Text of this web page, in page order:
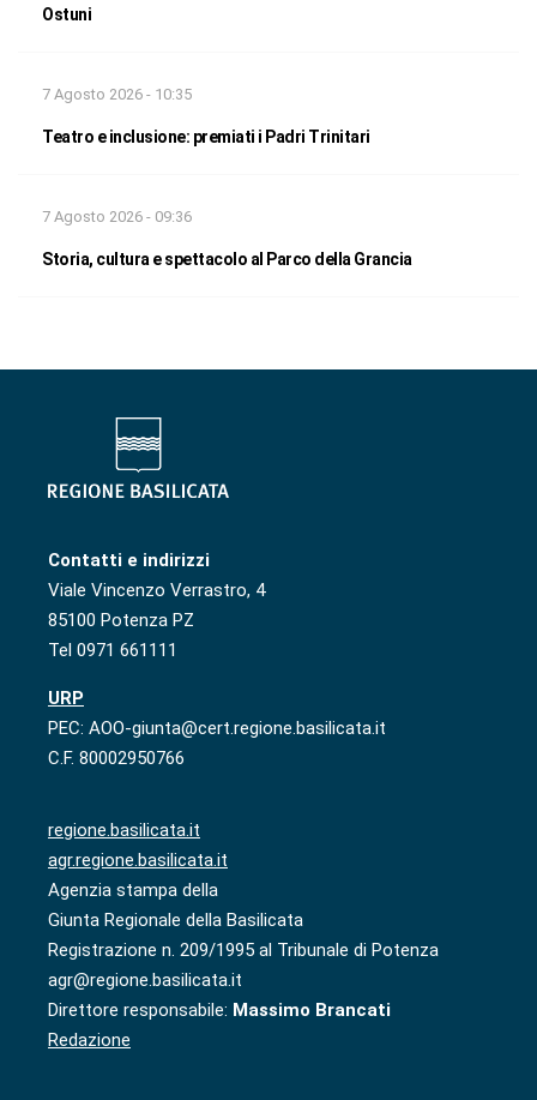
Ostuni
7 Agosto 2026 - 10:35
Teatro e inclusione: premiati i Padri Trinitari
7 Agosto 2026 - 09:36
Storia, cultura e spettacolo al Parco della Grancia
Contatti e indirizzi
Viale Vincenzo Verrastro, 4
85100 Potenza PZ
Tel 0971 661111
URP
PEC: AOO-giunta@cert.regione.basilicata.it
C.F. 80002950766
regione.basilicata.it
agr.regione.basilicata.it
Agenzia stampa della
Giunta Regionale della Basilicata
Registrazione n. 209/1995 al Tribunale di Potenza
agr@regione.basilicata.it
Direttore responsabile: Massimo Brancati
Redazione